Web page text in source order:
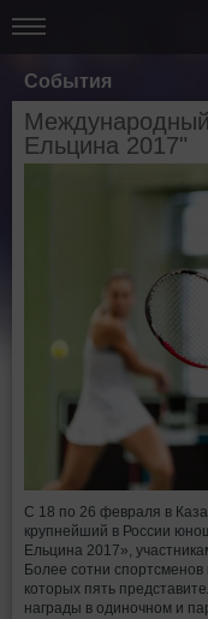
События
Ельцина 2017"
С 18 по 26 февраля в
крупнейший в России
Ельцина 2017»,
Более сотни спортсменов
которых пять
награды в одиночном и